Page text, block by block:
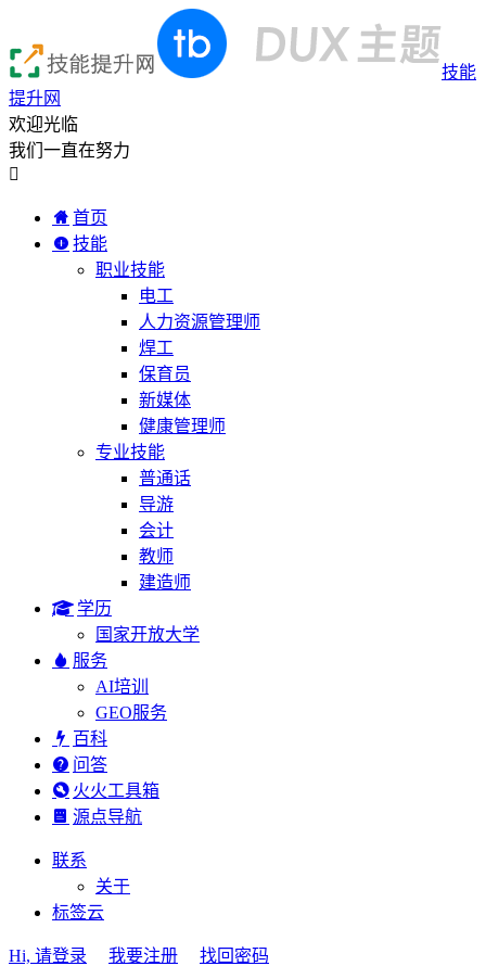
技能
提升网
欢迎光临
我们一直在努力

首页
技能
职业技能
电工
人力资源管理师
焊工
保育员
新媒体
健康管理师
专业技能
普通话
导游
会计
教师
建造师
学历
国家开放大学
服务
AI培训
GEO服务
百科
问答
火火工具箱
源点导航
联系
关于
标签云
Hi, 请登录 我要注册
找回密码